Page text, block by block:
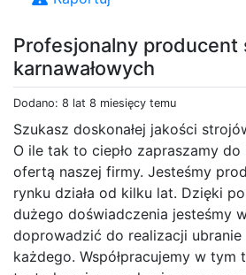
Profesjonalny producent
karnawałowych
Dodano: 8 lat 8 miesięcy temu
Szukasz doskonałej jakości
O ile tak to ciepło zapraszamy
ofertą naszej firmy. Jesteśmy
rynku działa od kilku lat. Dzięki
dużego doświadczenia jesteśmy
doprowadzić do realizacji ubranie
każdego. Współpracujemy w tym